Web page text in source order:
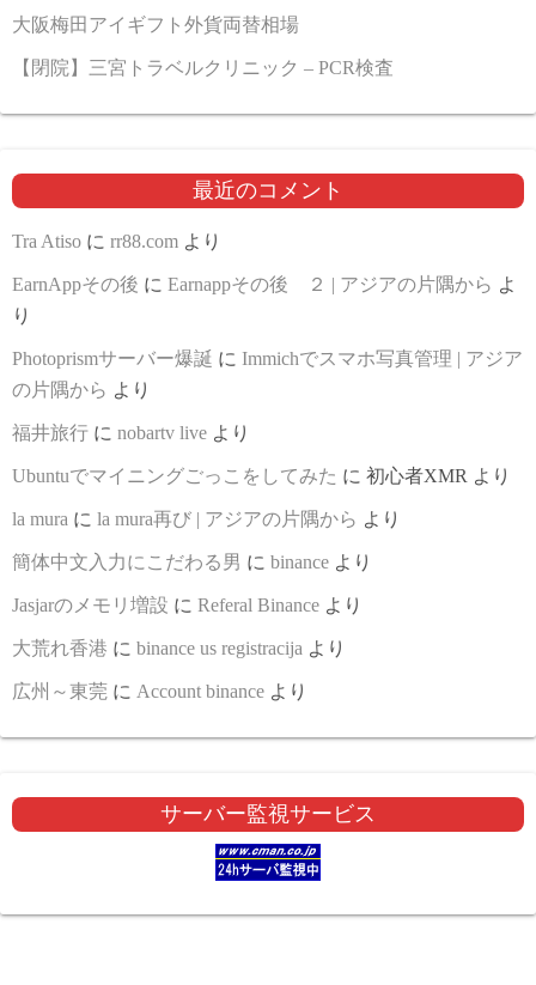
大阪梅田アイギフト外貨両替相場
【閉院】三宮トラベルクリニック – PCR検査
最近のコメント
Tra Atiso に rr88.com より
EarnAppその後 に Earnappその後 ２ | アジアの片隅から よ
り
Photoprismサーバー爆誕 に Immichでスマホ写真管理 | アジア
の片隅から より
福井旅行 に nobartv live より
Ubuntuでマイニングごっこをしてみた に 初心者XMR より
la mura に la mura再び | アジアの片隅から より
簡体中文入力にこだわる男 に binance より
Jasjarのメモリ増設 に Referal Binance より
大荒れ香港 に binance us registracija より
広州～東莞 に Account binance より
サーバー監視サービス